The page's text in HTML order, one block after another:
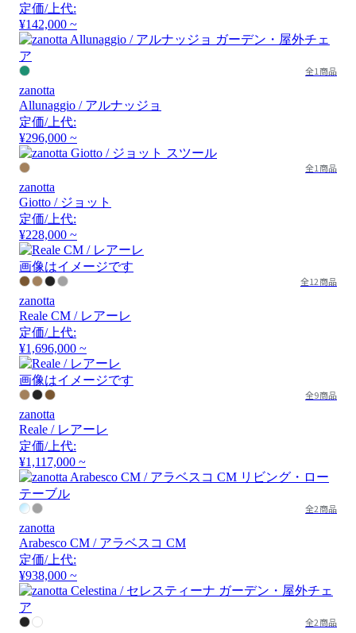
定価/上代:
¥142,000 ~
全1商品
zanotta
Allunaggio / アルナッジョ
定価/上代:
¥296,000 ~
全1商品
zanotta
Giotto / ジョット
定価/上代:
¥228,000 ~
画像はイメージです
全12商品
zanotta
Reale CM / レアーレ
定価/上代:
¥1,696,000 ~
画像はイメージです
全9商品
zanotta
Reale / レアーレ
定価/上代:
¥1,117,000 ~
全2商品
zanotta
Arabesco CM / アラベスコ CM
定価/上代:
¥938,000 ~
全2商品